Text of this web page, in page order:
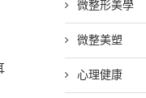
微整形美學
微整美塑
心理健康